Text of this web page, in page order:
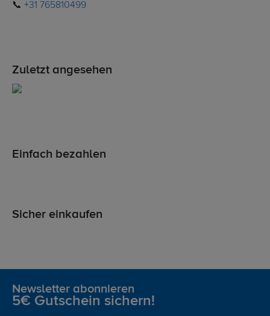
📞 +31 765810499
Zuletzt angesehen
Einfach bezahlen
Sicher einkaufen
Newsletter abonnieren
5€ Gutschein sichern!